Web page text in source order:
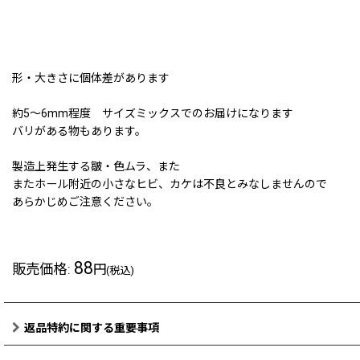
形・大きさに個体差があります
約5〜6mm程度 サイズミックスでのお届けになります
バリがある物もあります。
製造上発生する皺・色ムラ、また
またホール附近の小さなヒビ、カケは不良とみなしませんので
あらかじめご注意ください。
販売価格: 88円(税込)
返品特約に関する重要事項